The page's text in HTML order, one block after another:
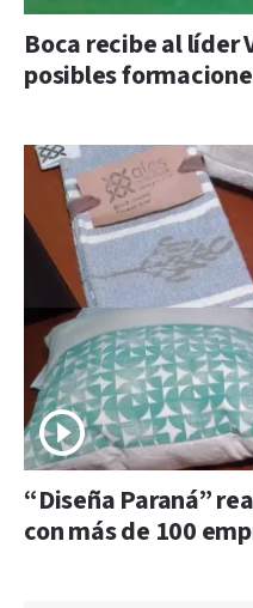
Boca recibe al líder
posibles
“Diseña Paraná”
con más de 100